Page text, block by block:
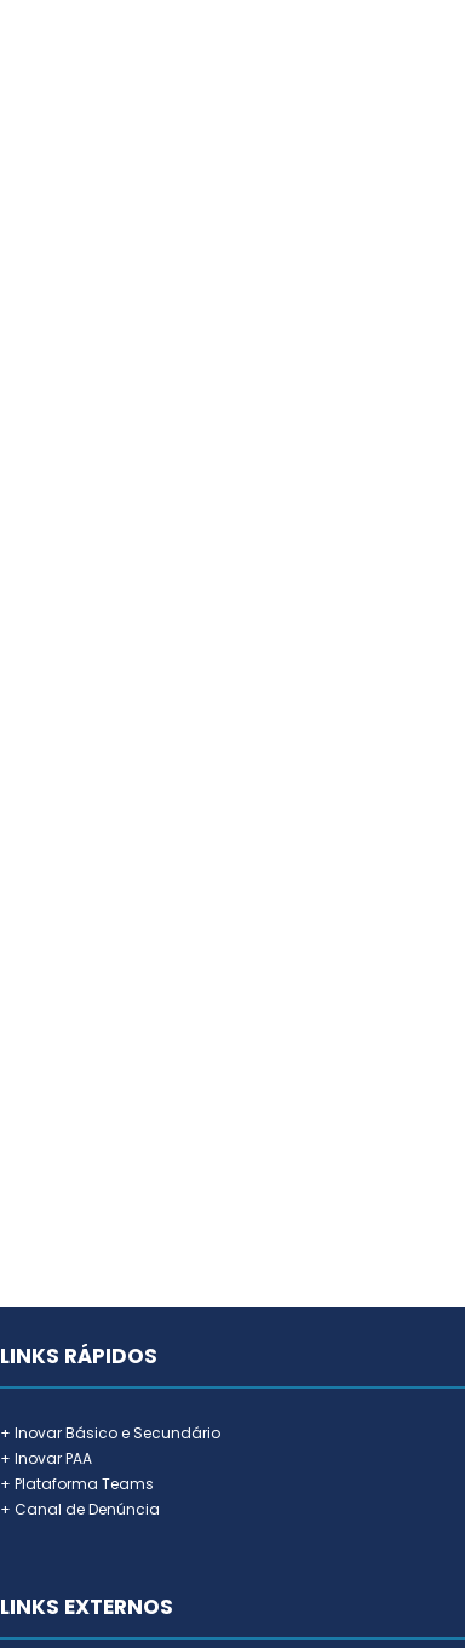
LINKS RÁPIDOS
+ Inovar Básico e Secundário
+ Inovar PAA
+ Plataforma Teams
+ Canal de Denúncia
LINKS EXTERNOS